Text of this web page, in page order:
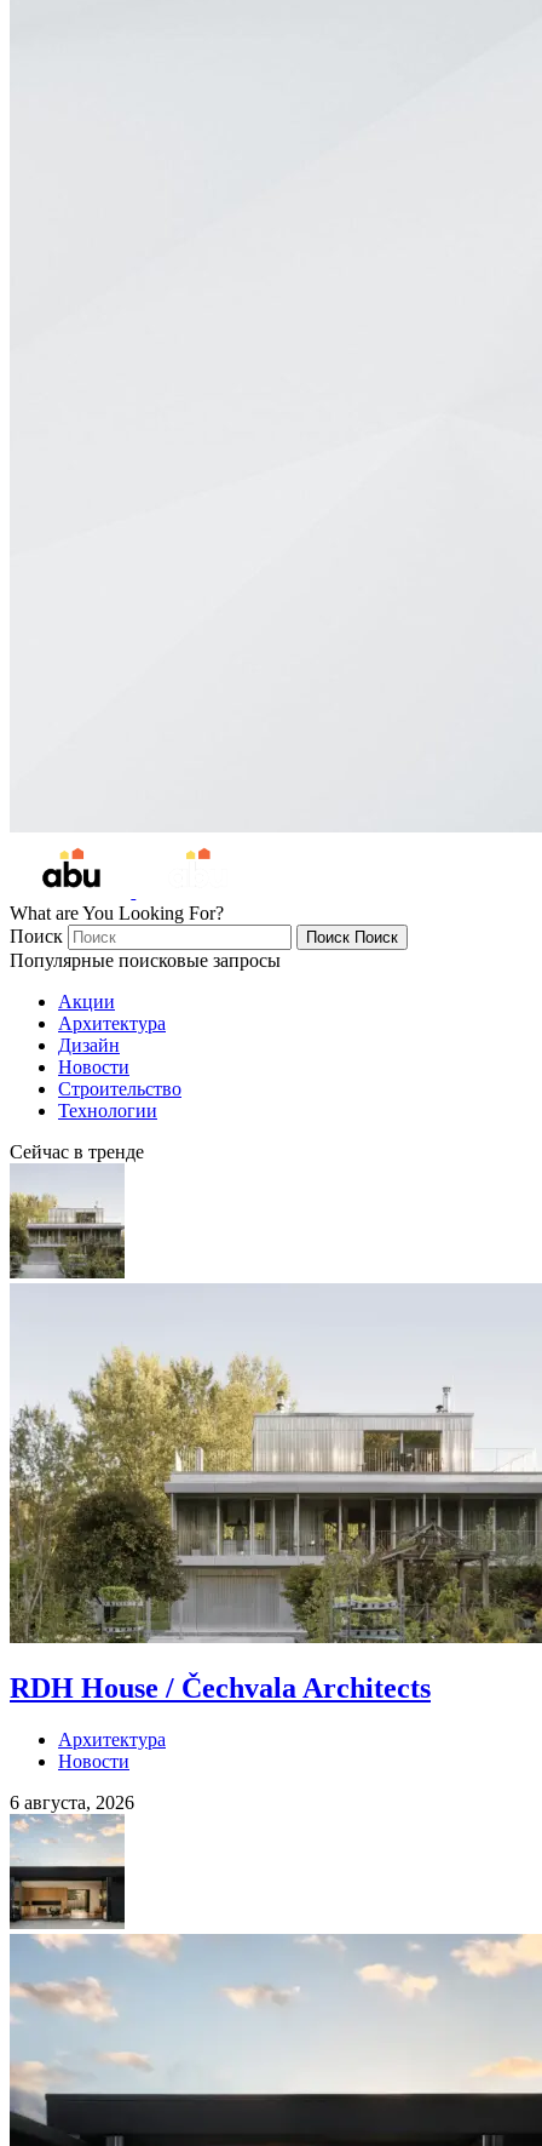
What are You Looking For?
Поиск
Поиск Поиск
Популярные поисковые запросы
Акции
Архитектура
Дизайн
Новости
Строительство
Технологии
Сейчас в тренде
RDH House / Čechvala Architects
Архитектура
Новости
6 августа, 2026